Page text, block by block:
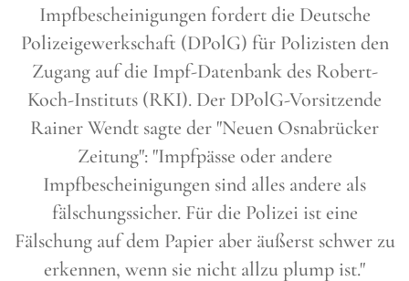
Impfbescheinigungen fordert die Deutsche
Polizeigewerkschaft (DPolG) für Polizisten den
Zugang auf die Impf-Datenbank des Robert-
Koch-Instituts (RKI). Der DPolG-Vorsitzende
Rainer Wendt sagte der "Neuen Osnabrücker
Zeitung": "Impfpässe oder andere
Impfbescheinigungen sind alles andere als
fälschungssicher. Für die Polizei ist eine
Fälschung auf dem Papier aber äußerst schwer zu
erkennen, wenn sie nicht allzu plump ist."